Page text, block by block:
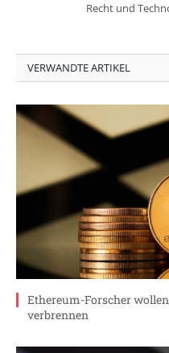
Recht und
VERWANDTE ARTIKEL
Ethereum-Forscher
verbrennen